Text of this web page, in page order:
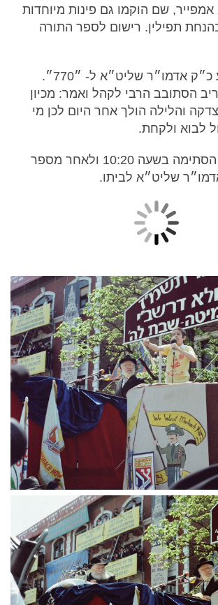
אמפייר, שם הוקמו גם פינות מיוחדות
תפילין. רישום לספר התורה
בשעה 8:45 הגיע כ״ק אדמו״ר שליט״א ל- ״770״.
הסתובב הרבי לקהל ואמר: מכיון
והלילה הולך אחר היום לכן מי
לבוא ולקחת.
חלוקת הדולרים הסתימה בשעה 10:20 ולאחר מספר
שליט״א לביתו.